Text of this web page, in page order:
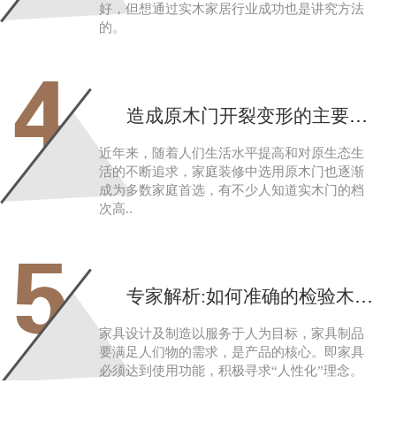
好，但想通过实木家居行业成功也是讲究方法
的。
4 造成原木门开裂变形的主要原因
近年来，随着人们生活水平提高和对原生态生
活的不断追求，家庭装修中选用原木门也逐渐
成为多数家庭首选，有不少人知道实木门的档
次高..
5 专家解析:如何准确的检验木制家具
家具设计及制造以服务于人为目标，家具制品
要满足人们物的需求，是产品的核心。即家具
必须达到使用功能，积极寻求“人性化”理念。